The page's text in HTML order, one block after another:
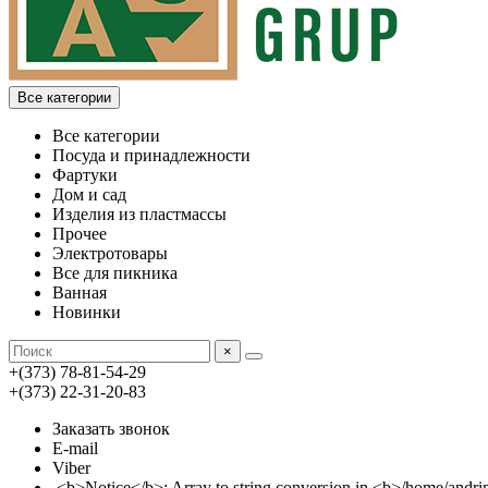
Все категории
Все категории
Посуда и принадлежности
Фартуки
Дом и сад
Изделия из пластмассы
Прочее
Электротовары
Все для пикника
Ванная
Новинки
×
+(373) 78-81-54-29
+(373) 22-31-20-83
Заказать звонок
E-mail
Viber